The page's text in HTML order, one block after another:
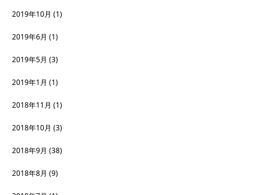
2019年10月 (1)
2019年6月 (1)
2019年5月 (3)
2019年1月 (1)
2018年11月 (1)
2018年10月 (3)
2018年9月 (38)
2018年8月 (9)